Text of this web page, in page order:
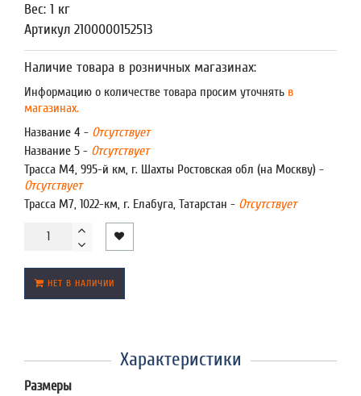
Вес: 1 кг
Артикул 2100000152513
Наличие товара в розничных магазинах:
Информацию о количестве товара просим уточнять в
магазинах.
Название 4 - Отсутствует
Название 5 - Отсутствует
Трасса М4, 995-й км, г. Шахты Ростовская обл (на Москву) -
Отсутствует
Трасса М7, 1022-км, г. Елабуга, Татарстан - Отсутствует
НЕТ В НАЛИЧИИ
Характеристики
Размеры